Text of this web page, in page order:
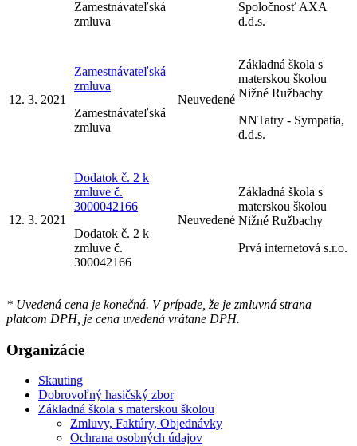
Zamestnávateľská
zmluva
Spoločnosť AXA
d.d.s.
12. 3. 2021
Zamestnávateľská
zmluva
Zamestnávateľská
zmluva
Neuvedené
Základná škola s
materskou školou
Nižné Ružbachy
NNTatry - Sympatia,
d.d.s.
12. 3. 2021
Dodatok č. 2 k
zmluve č.
3000042166
Dodatok č. 2 k
zmluve č.
300042166
Neuvedené
Základná škola s
materskou školou
Nižné Ružbachy
Prvá internetová s.r.o.
* Uvedená cena je konečná. V prípade, že je zmluvná strana
platcom DPH, je cena uvedená vrátane DPH.
Organizácie
Skauting
Dobrovoľný hasičský zbor
Základná škola s materskou školou
Zmluvy, Faktúry, Objednávky
Ochrana osobných údajov